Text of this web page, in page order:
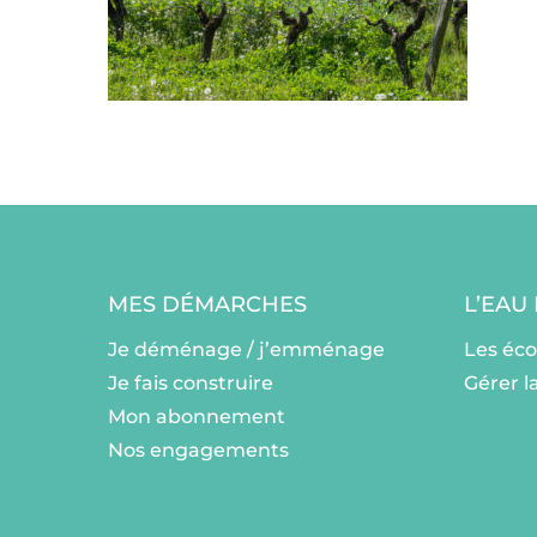
MES DÉMARCHES
Je déménage / j’emménage
Je fais construire
Mon abonnement
Nos engagements
Les
Gérer